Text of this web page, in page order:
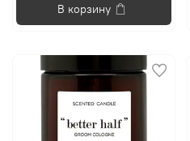
В корзину